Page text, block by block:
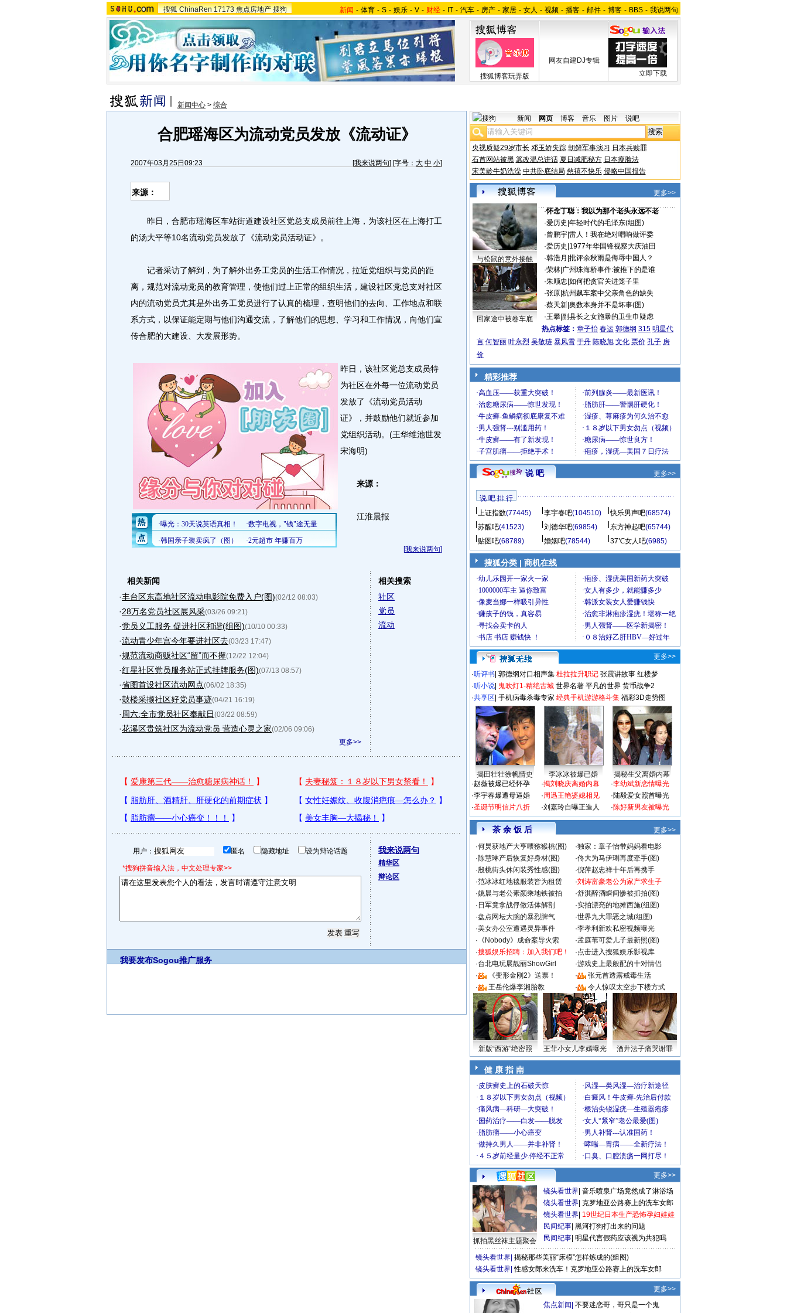
搜狐 ChinaRen 17173 焦点房地产 搜狗 新闻 - 体育 - S - 娱乐 - V - 财经 - IT - 汽车 - 房产 - 家居 - 女人 - 视频 - 播客 - 邮件 - 博客 - BBS - 我说两句
搜狐博客玩弄版
网友自建DJ专辑
立即下载
新闻中心 > 综合
合肥瑶海区为流动党员发放《流动证》
2007年03月25日09:23 [我来说两句] [字号： 大 中 小]
来源：
昨日，合肥市瑶海区车站街道建设社区党总支成员前往上海，为该社区在上海打工
的汤大平等10名流动党员发放了《流动党员活动证》。
记者采访了解到，为了解外出务工党员的生活工作情况，拉近党组织与党员的距
离，规范对流动党员的教育管理，使他们过上正常的组织生活，建设社区党总支对社区
内的流动党员尤其是外出务工党员进行了认真的梳理，查明他们的去向、工作地点和联
系方式，以保证能定期与他们沟通交流，了解他们的思想、学习和工作情况，向他们宣
传合肥的大建设、大发展形势。
昨日，该社区党总支成员特
为社区在外每一位流动党员
发放了《流动党员活动
证》，并鼓励他们就近参加
党组织活动。(王华维池世发
宋海明)
来源：
江淮晨报
[我来说两句]
相关新闻
·丰台区东高地社区流动电影院免费入户(图)(02/12 08:03)
·28万名党员社区展风采(03/26 09:21)
·党员义工服务 促进社区和谐(组图)(10/10 00:33)
·流动青少年宫今年要进社区去(03/23 17:47)
·规范流动商贩社区“留”而不撵(12/22 12:04)
·红星社区党员服务站正式挂牌服务(图)(07/13 08:57)
·省图首设社区流动网点(06/02 18:35)
·鼓楼采撷社区好党员事迹(04/21 16:19)
· 周六:全市党员社区奉献日(03/22 08:59)
·花溪区贵筑社区为流动党员 营造心灵之家(02/06 09:06)
更多>>
相关搜索
社区
党员
流动
用户： 匿名 隐藏地址 设为辩论话题
*搜狗拼音输入法，中文处理专家>>
我来说两句
精华区
辩论区
我要发布Sogou推广服务
新闻 网页 博客 音乐 图片 说吧
央视质疑29岁市长 邓玉娇失踪 朝鲜军事演习 日本兵赎罪
石首网站被黑 篡改温总讲话 夏日减肥秘方 日本瘦脸法
宋美龄牛奶洗澡 中共卧底结局 慈禧不快乐 侵略中国报告
更多>>
与松鼠的意外接触
回家途中被卷车底
·怀念丁聪：我以为那个老头永远不老
·爱历史 年轻时代的毛泽东(组图)
·曾鹏宇| 雷人！我在绝对唱响做评委
·爱历史 1977年华国锋视察大庆油田
·韩浩月 批评余秋雨是侮辱中国人？
·荣林| 广州珠海桥事件:被推下的是谁
·朱顺忠 如何把贪官关进笼子里
·张原| 杭州飙车案中父亲角色的缺失
·蔡天新| 奥数本身并不是坏事(图)
·王攀| 副县长之女施暴的卫生巾疑虑
热点标签： 章子怡 春运 郭德纲 315 明星代
言 何智丽 叶永烈 吴敬琏 暴风雪 于丹 陈晓旭 文化 票价 孔子 房
价
精彩推荐
说 吧 更多>>
说 吧 排 行
上证指数(77445) 李宇春吧(104510) 快乐男声吧(68574)
苏醒吧(41523) 刘德华吧(69854) 东方神起吧(65744)
贴图吧(68789) 婚姻吧(78544) 37℃女人吧(6985)
搜狐分类 | 商机在线
更多>>
·听评书 郭德纲对口相声集 杜拉拉升职记 张震讲故事 红楼梦
·听小说 鬼吹灯1-精绝古城 世界名著 平凡的世界 货币战争2
·共享区 手机病毒杀毒专家 经典手机游游格斗集 福彩3D走势图
揭田壮壮徐帆情史 李冰冰被爆已婚
揭秘生父离婚内幕
·赵薇被爆已经怀孕
·李宇春爆遭母逼婚
·圣诞节明信片八折
·揭刘晓庆离婚内幕
·周迅王艳婆媳相见
·刘嘉玲自曝正造人
·李幼斌新恋情曝光
·陆毅爱女照首曝光
·陈好新男友被曝光
茶 余 饭 后
更多>>
·何炅获地产大亨喂猕猴桃(图) ·独家：章子怡带妈妈看电影
·陈慧琳产后恢复好身材(图) ·佟大为马伊琍再度牵手(图)
·殷桃街头休闲装秀性感(图) ·倪萍赵忠祥十年后再携手
·范冰冰红地毯服装皆为租赁 ·刘涛富豪老公为家产求生子
·姚晨与老公素颜乘地铁被拍 ·舒淇醉酒瞬间惨被抓拍(图)
· 日军竟拿战俘做活体解剖 ·实拍漂亮的地摊西施(组图)
·盘点网坛大腕的暴烈脾气 ·世界九大罪恶之城(组图)
·美女办公室遭遇灵异事件 ·李孝利新欢私密视频曝光
· 《Nobody》成命案导火索 ·孟庭苇可爱儿子最新照(图)
·搜狐娱乐招聘：加入我们吧！ ·点击进入搜狐娱乐影视库
·台北电玩展靓丽ShowGirl ·游戏史上最般配的十对情侣
·
《变形金刚2》送票！ ·
张元首透露戒毒生活
·
王岳伦爆李湘胎教 · 令人惊叹太空步下楼方式
新版“西游”绝密照 王菲小女儿李嫣曝光 酒井法子痛哭谢罪
健 康 指 南
更多>>
抓拍黑丝袜主题聚会
镜头看世界 音乐喷泉广场竟然成了淋浴场
镜头看世界 克罗地亚公路赛上的洗车女郎
镜头看世界 19世纪日本生产恐怖孕妇娃娃
民间纪事 黑河打狗打出来的问题
民间纪事 明星代言假药应该视为共犯吗
镜头看世界 揭秘那些美丽“床模”怎样炼成的(组图)
镜头看世界 性感女郎来洗车！克罗地亚公路赛上的洗车女郎
更多>>
焦点新闻 不要迷恋哥，哥只是一个鬼